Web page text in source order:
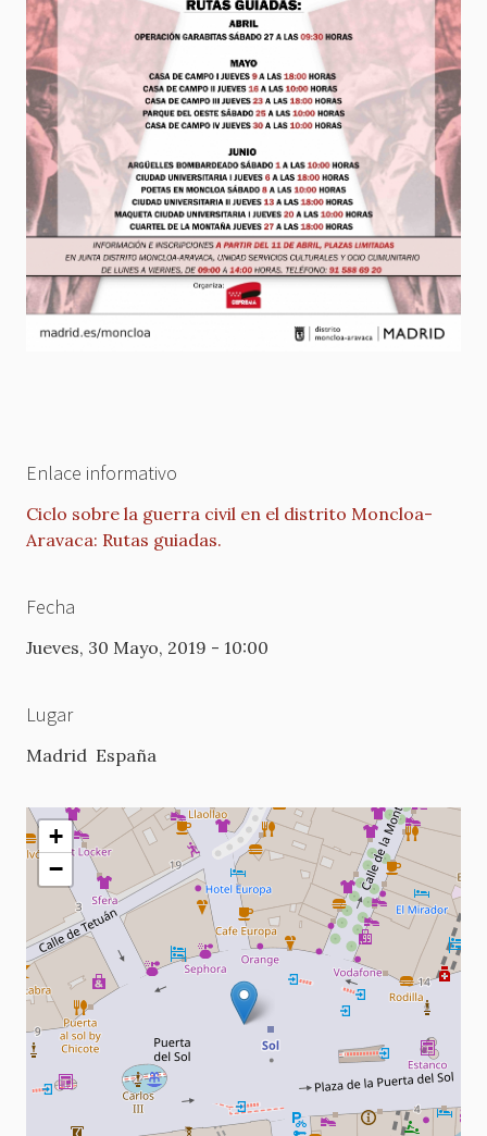
Enlace informativo
Ciclo sobre la guerra civil en el distrito Moncloa-
Aravaca: Rutas guiadas.
Fecha
Jueves, 30 Mayo, 2019 - 10:00
Lugar
Madrid España
+
−